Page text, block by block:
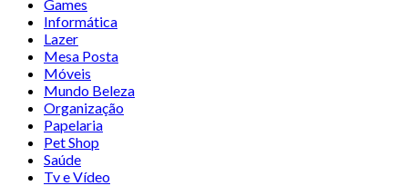
Games
Informática
Lazer
Mesa Posta
Móveis
Mundo Beleza
Organização
Papelaria
Pet Shop
Saúde
Tv e Vídeo